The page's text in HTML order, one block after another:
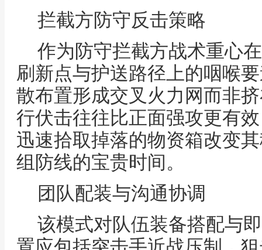
拦截方防守反击策略
作为防守拦截方战术重心
刷新点与护送路径上的咽喉
散布置形成交叉火力网而非
行伏击往往比正面强攻更有
迅速拾取掉落的物资箱改变
组防线的宝贵时间。
团队配装与沟通协调
该模式对队伍装备搭配与